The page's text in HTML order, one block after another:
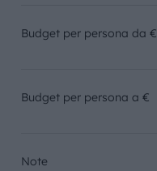
Budget per persona da €
Budget per persona a €
Note